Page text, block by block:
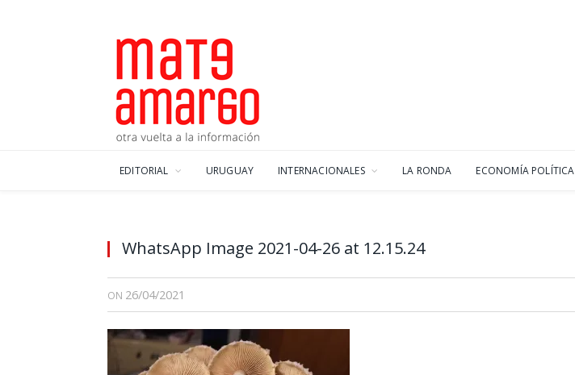
EDITORIAL URUGUAY INTERNACIONALES LA RONDA ECONOMÍA POLÍTICA
WhatsApp Image 2021-04-26 at 12.15.24
ON 26/04/2021